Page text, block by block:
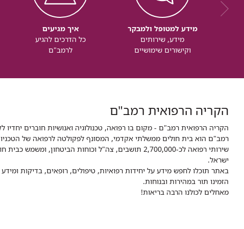
מידע למטופל ולמבקר
מידע, שירותים
וקישורים שימושיים
איך מגיעים
כל הדרכים להגיע
לרמב"ם
הקריה הרפואית רמב"ם
הקריה הרפואית רמב"ם - מקום בו רפואה, טכנולוגיה ואנושיות חוברים יחדיו
ישראל.
באתר תוכלו לחפש מידע על יחידות רפואיות, טיפולים, רופאים, בדיקות
הזמינו תור במהירות ובנוחות.
מאחלים לכולנו הרבה בריאות!